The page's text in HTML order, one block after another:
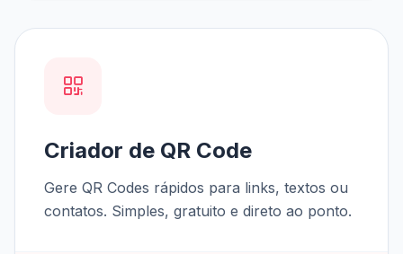
Criador de QR Code
Gere QR Codes rápidos para links, textos ou
contatos. Simples, gratuito e direto ao ponto.